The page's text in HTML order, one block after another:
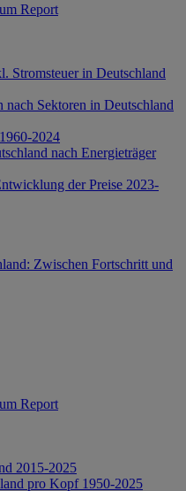
Report
Stromsteuer in Deutschland
nach Sektoren in Deutschland
2024
nach Energieträger
der Preise 2023-
Zwischen Fortschritt und
Report
2015-2025
pro Kopf 1950-2025